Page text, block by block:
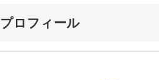
プロフィール